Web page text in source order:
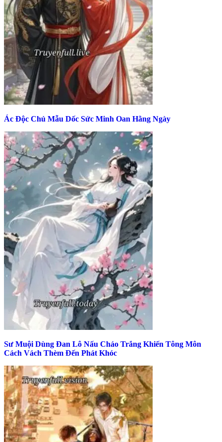
Ác Độc Chủ Mẫu Dốc Sức Minh Oan Hằng Ngày
Sư Muội Dùng Đan Lô Nấu Cháo Trắng Khiến Tông Môn
Cách Vách Thèm Đến Phát Khóc